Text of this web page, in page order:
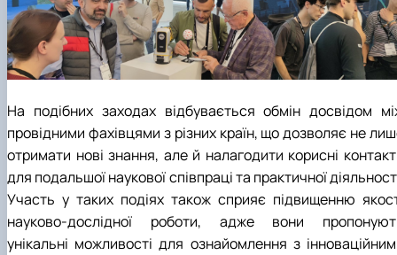
На подібних заходах відбувається обмін досвідом
провідними фахівцями з різних країн, що дозволяє не
отримати нові знання, але й налагодити корисні
для подальшої наукової співпраці та практичної
Участь у таких подіях також сприяє підвищенню
науково-дослідної роботи, адже вони
унікальні можливості для ознайомлення з